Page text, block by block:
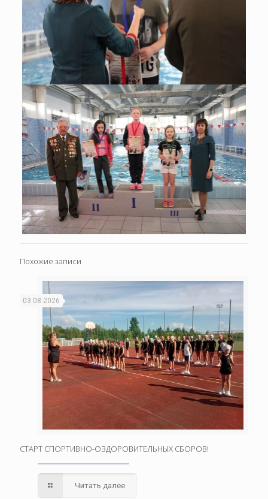
Похожие записи
03.08.2026
СТАРТ СПОРТИВНО-ОЗДОРОВИТЕЛЬНЫХ СБОРОВ!
Читать далее